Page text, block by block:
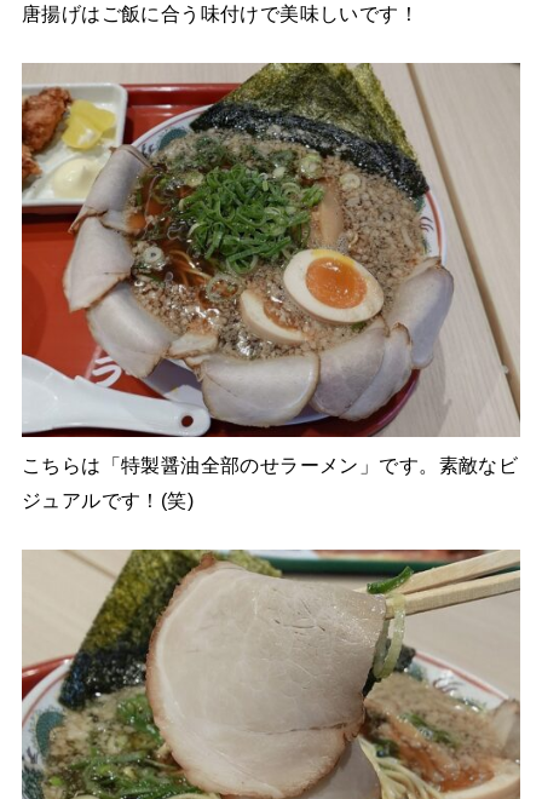
唐揚げはご飯に合う味付けで美味しいです！
こちらは「特製醤油全部のせラーメン」です。素敵なビ
ジュアルです！(笑)